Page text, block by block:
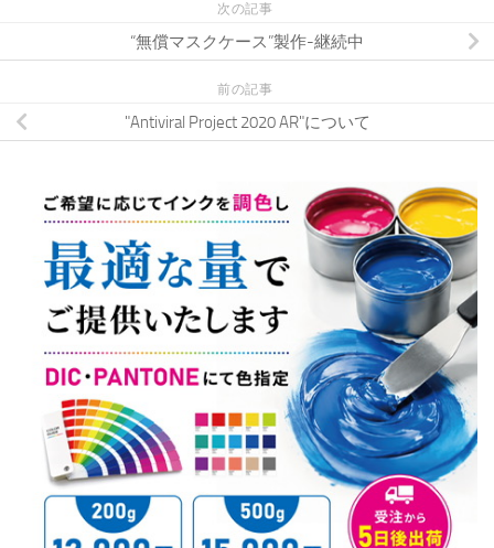
次の記事
“無償マスクケース”製作-継続中
前の記事
"Antiviral Project 2020 AR"について